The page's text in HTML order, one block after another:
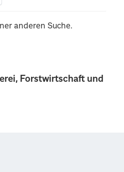
Forstwirtschaft und
anderen Suche.